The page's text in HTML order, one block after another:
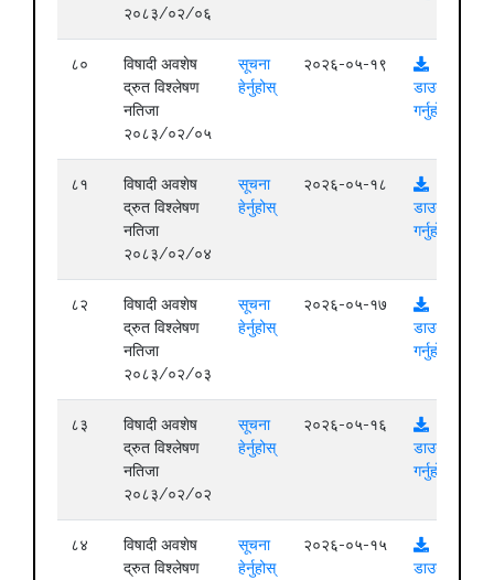
२०८३/०२/०६
८०
विषादी अवशेष
द्रुत विश्लेषण
नतिजा
२०८३/०२/०५
सूचना
हेर्नुहोस्
२०२६-०५-१९
डाउनलोड
गर्नुहोस्
८१
विषादी अवशेष
द्रुत विश्लेषण
नतिजा
२०८३/०२/०४
सूचना
हेर्नुहोस्
२०२६-०५-१८
डाउनलोड
गर्नुहोस्
८२
विषादी अवशेष
द्रुत विश्लेषण
नतिजा
२०८३/०२/०३
सूचना
हेर्नुहोस्
२०२६-०५-१७
डाउनलोड
गर्नुहोस्
८३
विषादी अवशेष
द्रुत विश्लेषण
नतिजा
२०८३/०२/०२
सूचना
हेर्नुहोस्
२०२६-०५-१६
डाउनलोड
गर्नुहोस्
८४
विषादी अवशेष
द्रुत विश्लेषण
सूचना
हेर्नुहोस्
२०२६-०५-१५
डाउनलोड